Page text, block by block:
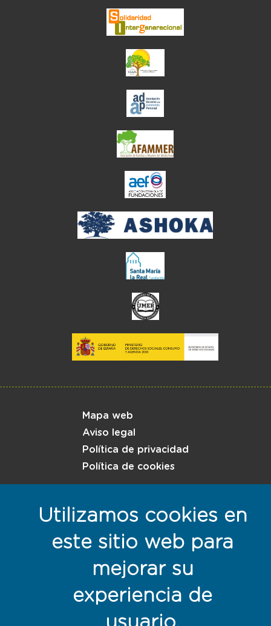
Mapa web
Aviso legal
Política de privacidad
Política de cookies
Responsables con la sostenibilidad
Utilizamos cookies en
este sitio web para
mejorar su
experiencia de